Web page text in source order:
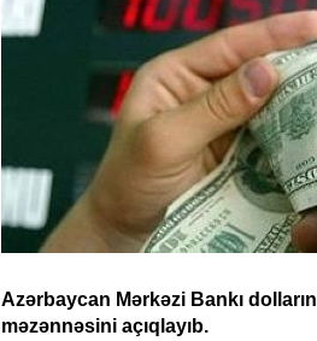
Azərbaycan Mərkəzi Bankı
məzənnəsini açıqlayıb.